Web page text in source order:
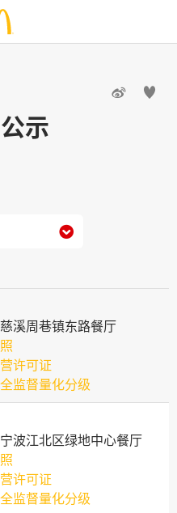
 
示

溪周巷镇东路餐厅
许可证
监督量化分级
波江北区绿地中心餐厅
许可证
监督量化分级